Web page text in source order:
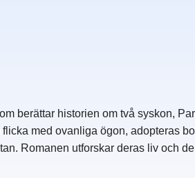
berättar historien om två syskon,
med ovanliga ögon, adopteras
Romanen utforskar deras liv och